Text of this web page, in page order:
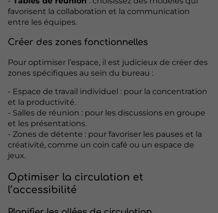
favorisent la collaboration et la communication
entre les équipes.
Créer des zones fonctionnelles
Pour optimiser l’espace, il est judicieux de créer des
zones spécifiques au sein du bureau :
- Espace de travail individuel : pour la concentration
et la productivité.
- Salles de réunion : pour les discussions en groupe
et les présentations.
- Zones de détente : pour favoriser les pauses et la
créativité, comme un coin café ou un espace de
jeux.
Optimiser la circulation et
l’accessibilité